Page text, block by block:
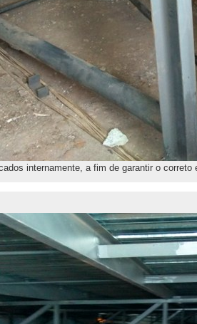
internamente, a fim de garantir o